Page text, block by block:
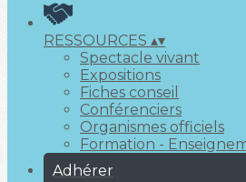
RESSOURCES ▴▾
Spectacle vivant
Expositions
Fiches conseil
Conférenciers
Organismes officiels
Formation -
Adhérer